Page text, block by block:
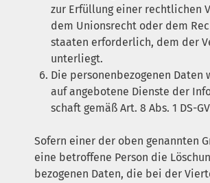
zur Erfül­lung einer recht­li­chen
dem Uni­ons­recht oder dem
staa­ten erfor­der­lich, dem der
unterliegt.
Die per­so­nen­be­zo­ge­nen Daten
auf ange­bo­te­ne Diens­te der
schaft gemäß Art. 8 Abs. 1 DS-
Sofern einer der oben genann­ten
eine betrof­fe­ne Per­son die
be­zo­ge­nen Daten, die bei der